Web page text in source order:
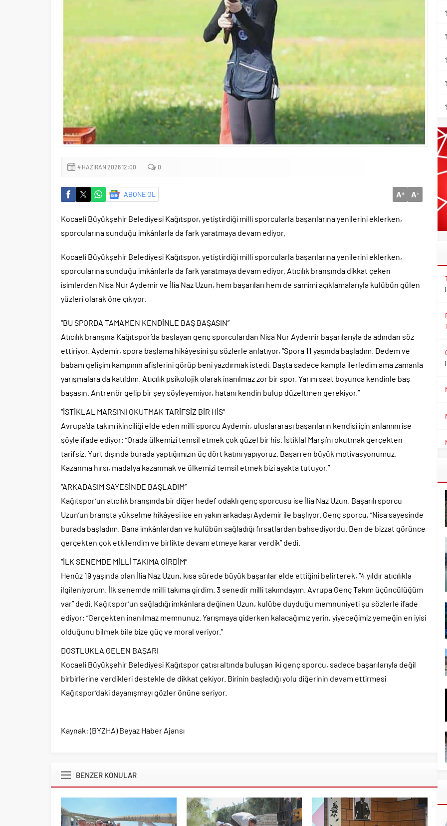
4 HAZIRAN 2026 12:00 0
ABONE OL A+ A-
Kocaeli Büyükşehir Belediyesi Kağıtspor, yetiştirdiği milli sporcularla başarılarına yenilerini eklerken,
sporcularına sunduğu imkânlarla da fark yaratmaya devam ediyor.
Kocaeli Büyükşehir Belediyesi Kağıtspor, yetiştirdiği milli sporcularla başarılarına yenilerini eklerken,
sporcularına sunduğu imkânlarla da fark yaratmaya devam ediyor. Atıcılık branşında dikkat çeken
isimlerden Nisa Nur Aydemir ve İlia Naz Uzun, hem başarıları hem de samimi açıklamalarıyla kulübün gülen
yüzleri olarak öne çıkıyor.
“BU SPORDA TAMAMEN KENDİNLE BAŞ BAŞASIN”
Atıcılık branşına Kağıtspor’da başlayan genç sporculardan Nisa Nur Aydemir başarılarıyla da adından söz
ettiriyor. Aydemir, spora başlama hikâyesini şu sözlerle anlatıyor, “Spora 11 yaşında başladım. Dedem ve
babam gelişim kampının afişlerini görüp beni yazdırmak istedi. Başta sadece kampla ilerledim ama zamanla
yarışmalara da katıldım. Atıcılık psikolojik olarak inanılmaz zor bir spor. Yarım saat boyunca kendinle baş
başasın. Antrenör gelip bir şey söyleyemiyor, hatanı kendin bulup düzeltmen gerekiyor.”
“İSTİKLAL MARŞI’NI OKUTMAK TARİFSİZ BİR HİS”
Avrupa’da takım ikinciliği elde eden milli sporcu Aydemir, uluslararası başarıların kendisi için anlamını ise
şöyle ifade ediyor: “Orada ülkemizi temsil etmek çok güzel bir his. İstiklal Marşı’nı okutmak gerçekten
tarifsiz. Yurt dışında burada yaptığımızın üç dört katını yapıyoruz. Başarı en büyük motivasyonumuz.
Kazanma hırsı, madalya kazanmak ve ülkemizi temsil etmek bizi ayakta tutuyor.”
“ARKADAŞIM SAYESİNDE BAŞLADIM”
Kağıtspor’un atıcılık branşında bir diğer hedef odaklı genç sporcusu ise İlia Naz Uzun. Başarılı sporcu
Uzun’un branşta yükselme hikâyesi ise en yakın arkadaşı Aydemir ile başlıyor. Genç sporcu, “Nisa sayesinde
burada başladım. Bana imkânlardan ve kulübün sağladığı fırsatlardan bahsediyordu. Ben de bizzat görünce
gerçekten çok etkilendim ve birlikte devam etmeye karar verdik” dedi.
“İLK SENEMDE MİLLİ TAKIMA GİRDİM”
Henüz 19 yaşında olan İlia Naz Uzun, kısa sürede büyük başarılar elde ettiğini belirterek, “4 yıldır atıcılıkla
ilgileniyorum. İlk senemde milli takıma girdim. 3 senedir milli takımdayım. Avrupa Genç Takım üçüncülüğüm
var” dedi. Kağıtspor’un sağladığı imkânlara değinen Uzun, kulübe duyduğu memnuniyeti şu sözlerle ifade
ediyor: “Gerçekten inanılmaz memnunuz. Yarışmaya giderken kalacağımız yerin, yiyeceğimiz yemeğin en iyisi
olduğunu bilmek bile bize güç ve moral veriyor.”
DOSTLUKLA GELEN BAŞARI
Kocaeli Büyükşehir Belediyesi Kağıtspor çatısı altında buluşan iki genç sporcu, sadece başarılarıyla değil
birbirlerine verdikleri destekle de dikkat çekiyor. Birinin başladığı yolu diğerinin devam ettirmesi
Kağıtspor’daki dayanışmayı gözler önüne seriyor.
Kaynak: (BYZHA) Beyaz Haber Ajansı
BENZER KONULAR